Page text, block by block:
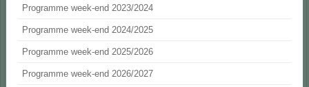
Programme week-end 2023/2024
Programme week-end 2024/2025
Programme week-end 2025/2026
Programme week-end 2026/2027